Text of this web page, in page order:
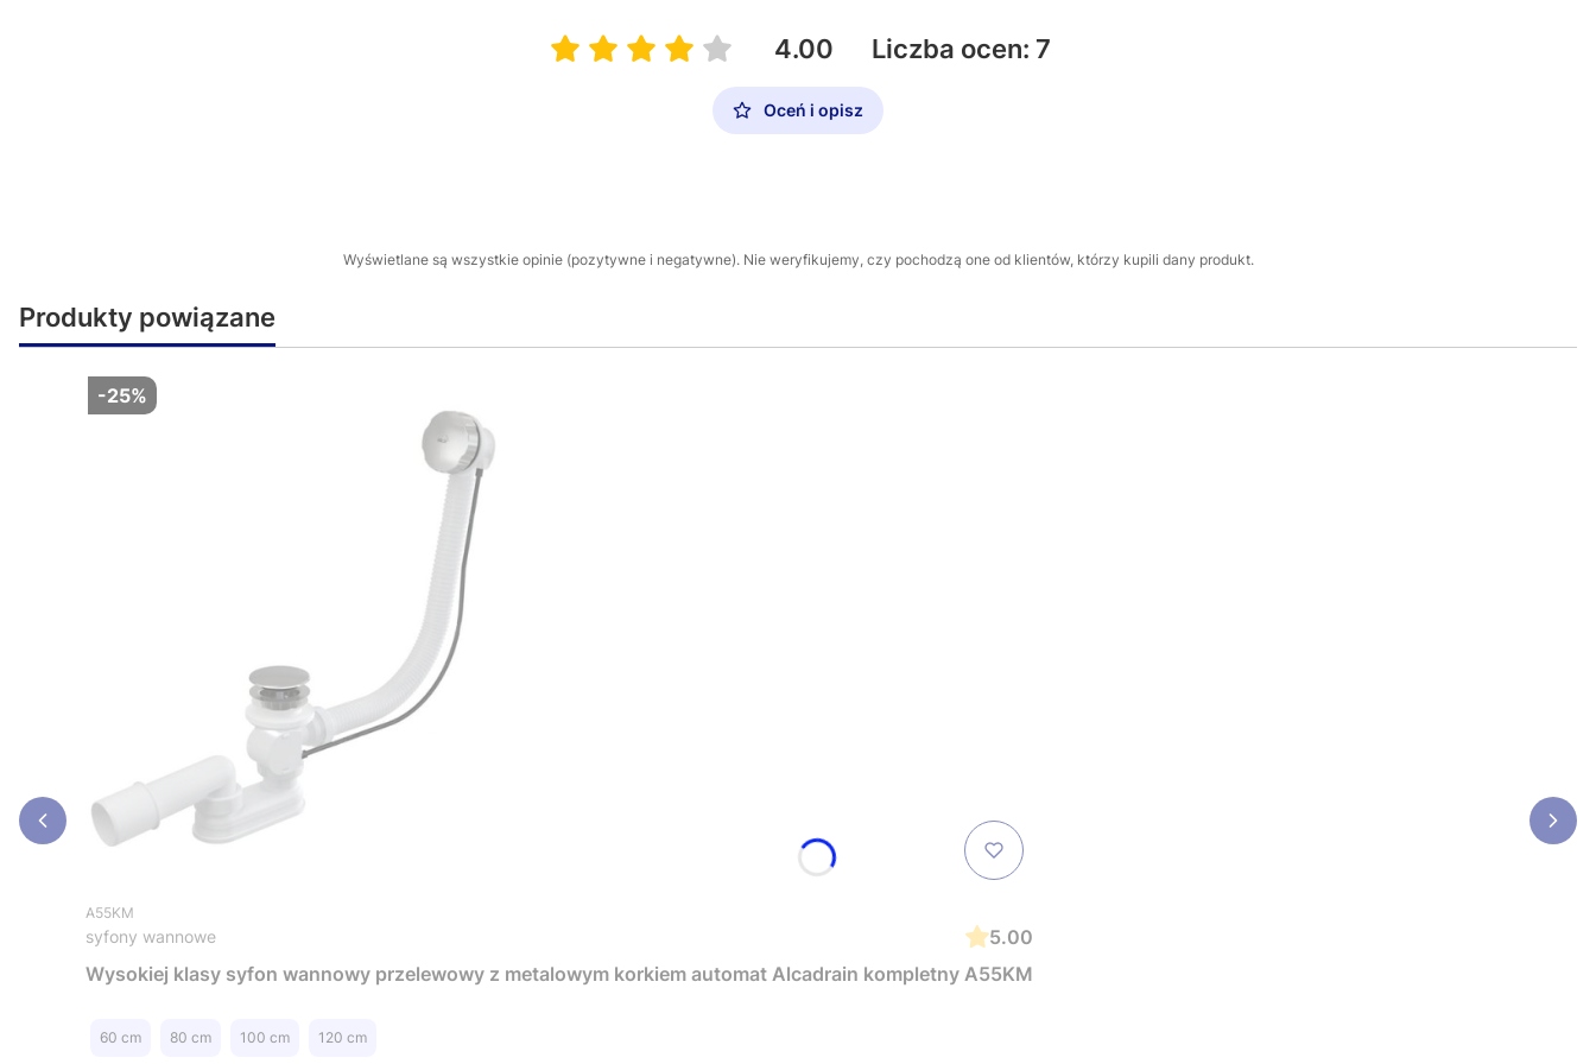
4.00 Liczba ocen: 7
Oceń i opisz
Wyświetlane są wszystkie opinie (pozytywne i negatywne). Nie weryfikujemy, czy pochodzą one od klientów, którzy kupili dany produkt.
Produkty powiązane
-25%
A55KM
syfony wannowe
5.00
Wysokiej klasy syfon wannowy przelewowy z metalowym korkiem automat Alcadrain kompletny A55KM
60 cm 80 cm 100 cm 120 cm